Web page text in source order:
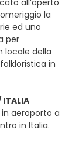
all’aperto
la
ed uno
per
locale della
in
ITALIA
aeroporto a
in Italia.